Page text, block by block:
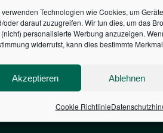
verwenden Technologien wie Cookies, um
oder darauf zuzugreifen. Wir tun dies, um das
personalisierte Werbung anzuzeigen.
widerrufst, kann dies bestimmte
Akzeptieren Ablehnen
Cookie Richtlinie
DES
€